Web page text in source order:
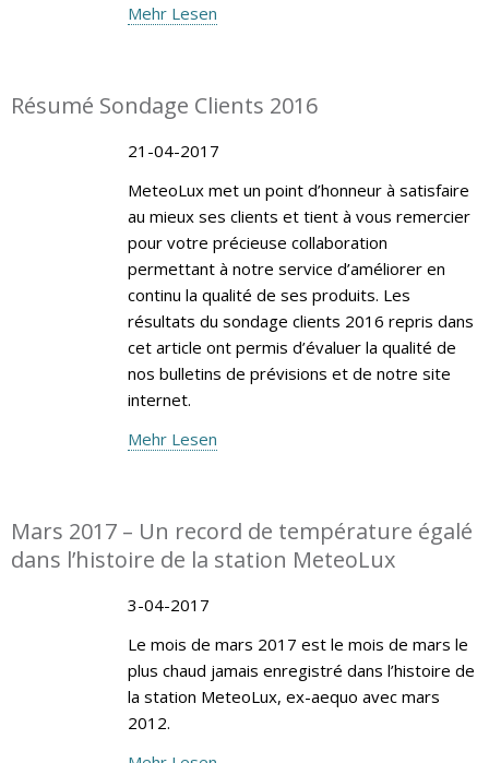
Mehr Lesen
Résumé Sondage Clients 2016
21-04-2017
MeteoLux met un point d’honneur à satisfaire
au mieux ses clients et tient à vous remercier
pour votre précieuse collaboration
permettant à notre service d’améliorer en
continu la qualité de ses produits. Les
résultats du sondage clients 2016 repris dans
cet article ont permis d’évaluer la qualité de
nos bulletins de prévisions et de notre site
internet.
Mehr Lesen
Mars 2017 – Un record de température égalé
dans l’histoire de la station MeteoLux
3-04-2017
Le mois de mars 2017 est le mois de mars le
plus chaud jamais enregistré dans l’histoire de
la station MeteoLux, ex-aequo avec mars
2012.